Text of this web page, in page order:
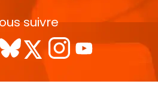
suivre